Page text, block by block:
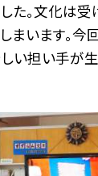
た。文化は
まいます。
い担い手が